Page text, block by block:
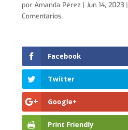
por Amanda Pérez| Jun 14, 2023|
Comentarios
Facebook
Twitter
Google+
Print Friendly